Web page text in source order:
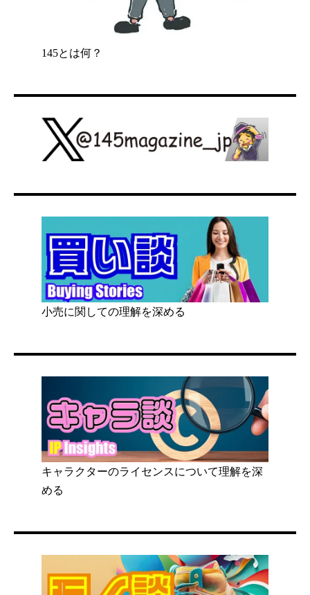
145とは何？
小売に関しての理解を深める
キャラクターのライセンスについて理解を深
める